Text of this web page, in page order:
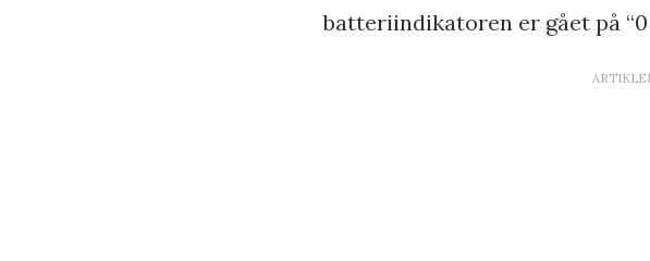
batteriindikatoren er gået på “0